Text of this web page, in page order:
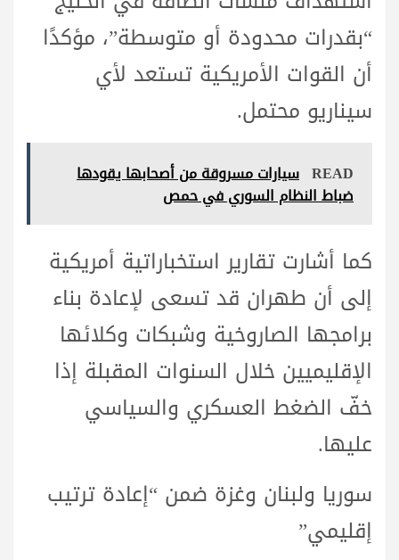
“بقدرات محدودة أو متوسطة”، مؤكدًا
أن القوات الأمريكية تستعد لأي
سيناريو محتمل.
READ سيارات مسروقة من أصحابها يقودها
ضباط النظام السوري في حمص
كما أشارت تقارير استخباراتية أمريكية
إلى أن طهران قد تسعى لإعادة بناء
برامجها الصاروخية وشبكات وكلائها
الإقليميين خلال السنوات المقبلة إذا
خفّ الضغط العسكري والسياسي
عليها.
سوريا ولبنان وغزة ضمن “إعادة ترتيب
إقليمي”